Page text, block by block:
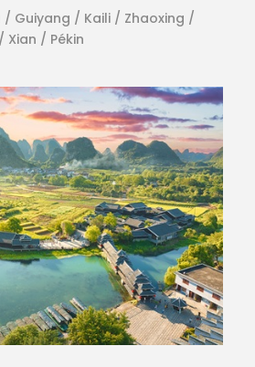
/ Guiyang / Kaili / Zhaoxing /
Xian / Pékin